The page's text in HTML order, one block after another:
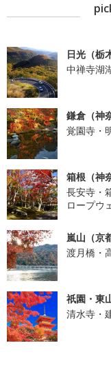
日光（栃
中禅寺湖
鎌倉（神
覚園寺・
箱根（神
長安寺・
ロープウ
嵐山（京
渡月橋・
祇園・東
清水寺・